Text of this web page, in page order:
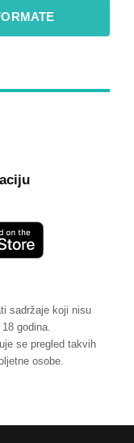
sadržaje koji nisu
godina.
se pregled takvih
osobe.